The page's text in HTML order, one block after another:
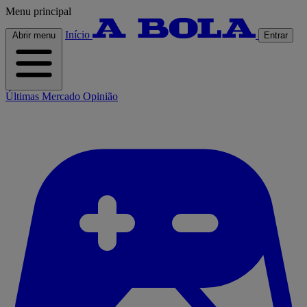
Menu principal
Abrir menu Início Entrar
Últimas Mercado Opinião